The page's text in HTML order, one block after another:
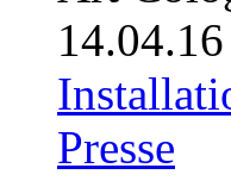
14.04.16
Presse